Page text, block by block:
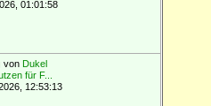
01:01:58
von Dukel
für F...
12:53:13